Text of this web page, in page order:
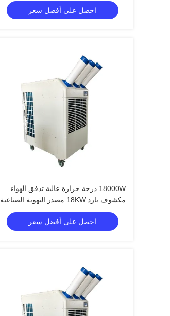
احصل على أفضل سعر
18000W درجة حرارة عالية تدفق الهواء
مكشوف بارد 18KW مصدر التهوية الصناعية
مكيف الهواء
احصل على أفضل سعر